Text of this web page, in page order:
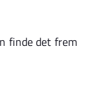
finde det frem